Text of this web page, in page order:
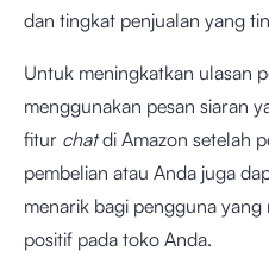
dan tingkat penjualan yang
Untuk meningkatkan ulasan
menggunakan pesan siaran
fitur chatdi Amazon setelah
pembelian atau Anda juga
menarik bagi pengguna
positif pada toko Anda.